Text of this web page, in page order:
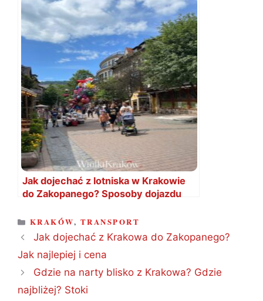
Jak dojechać z lotniska w Krakowie
do Zakopanego? Sposoby dojazdu
KATEGORIE
KRAKÓW, TRANSPORT
Jak dojechać z Krakowa do Zakopanego?
Jak najlepiej i cena
Gdzie na narty blisko z Krakowa? Gdzie
najbliżej? Stoki